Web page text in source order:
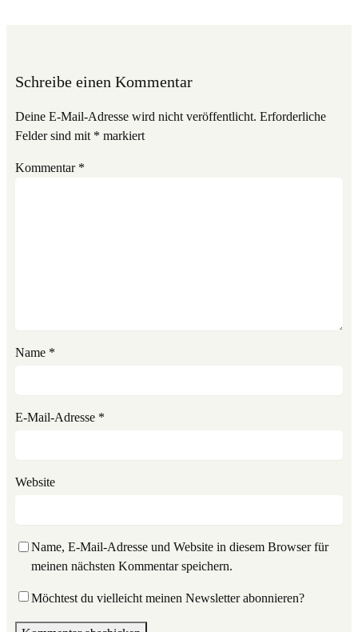
Schreibe einen Kommentar
Deine E-Mail-Adresse wird nicht veröffentlicht. Erforderliche
Felder sind mit * markiert
Kommentar *
Name *
E-Mail-Adresse *
Website
Name, E-Mail-Adresse und Website in diesem Browser für
meinen nächsten Kommentar speichern.
Möchtest du vielleicht meinen Newsletter abonnieren?